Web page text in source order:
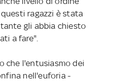
ragazzi è stata
gli abbia chiesto
a fare".
che l'entusiasmo dei
nell'euforia -